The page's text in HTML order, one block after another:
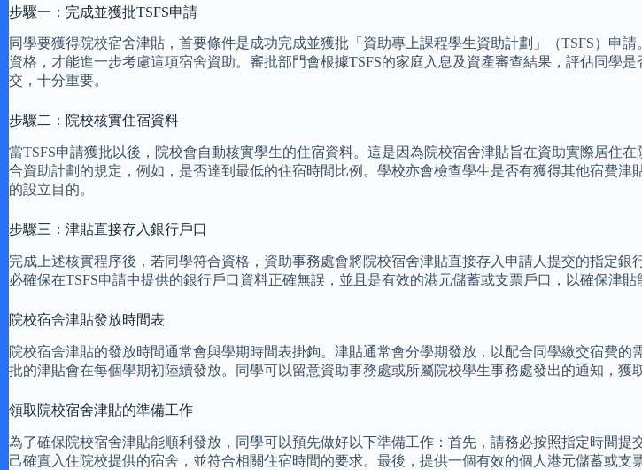
步驟一：完成並獲批TSFS申請
同學要獲得院校宿舍津貼，首要條件是成功完成並獲批「資助專上課程學生資助計劃」（TSFS）申
資格，才能進一步考慮這項宿舍資助。審批部門會根據TSFS的家庭入息及資產審查結果，評估同學
交，十分重要。
步驟二：院校核實住宿資料
當TSFS申請獲批以後，院校會自動核實學生的住宿資料。這是因為院校宿舍津貼旨在資助實際居住
合資助計劃的規定，例如，是否達到最低的住宿時間比例。學校亦會檢查學生是否有獲得其他宿費
的設立目的。
步驟三：津貼直接存入銀行戶口
完成上述核實程序後，若同學符合資格，資助事務處會將院校宿舍津貼直接存入申請人提交的指定
必確保在TSFS申請中提供的銀行戶口資料正確無誤，並且是有效的港元儲蓄或支票戶口，以確保津貼
院校宿舍津貼發放時間表
院校宿舍津貼的發放時間通常會與學期時間表掛鉤。津貼通常會分學期發放，以配合同學繳交宿費
批的津貼會在每個學期初陸續發放。同學可以留意資助事務處或所屬院校學生事務處發出的通知，獲
領取院校宿舍津貼的準備工作
為了確保院校宿舍津貼能順利發放，同學可以預先做好以下準備工作：首先，請務必按照指定時間
己確實入住院校提供的宿舍，並符合相關住宿時間的要求。最後，提供一個有效的個人港元儲蓄或